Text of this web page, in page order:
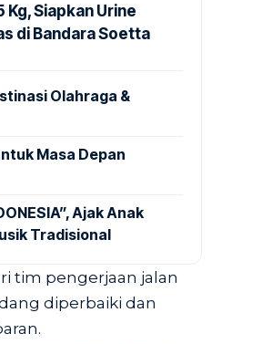
Kg, Siapkan Urine
di Bandara Soetta
Olahraga &
Masa Depan
Ajak Anak
Tradisional
tim pengerjaan jalan
diperbaiki dan